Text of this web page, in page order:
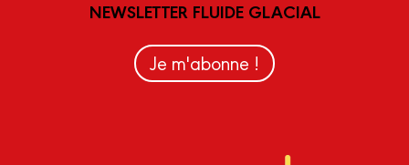
NEWSLETTER FLUIDE GLACIAL
Je m'abonne !